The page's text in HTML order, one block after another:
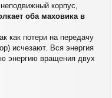
корпус,
оба маховика в
как потери на передачу
исчезают. Вся энергия
энергию вращения двух